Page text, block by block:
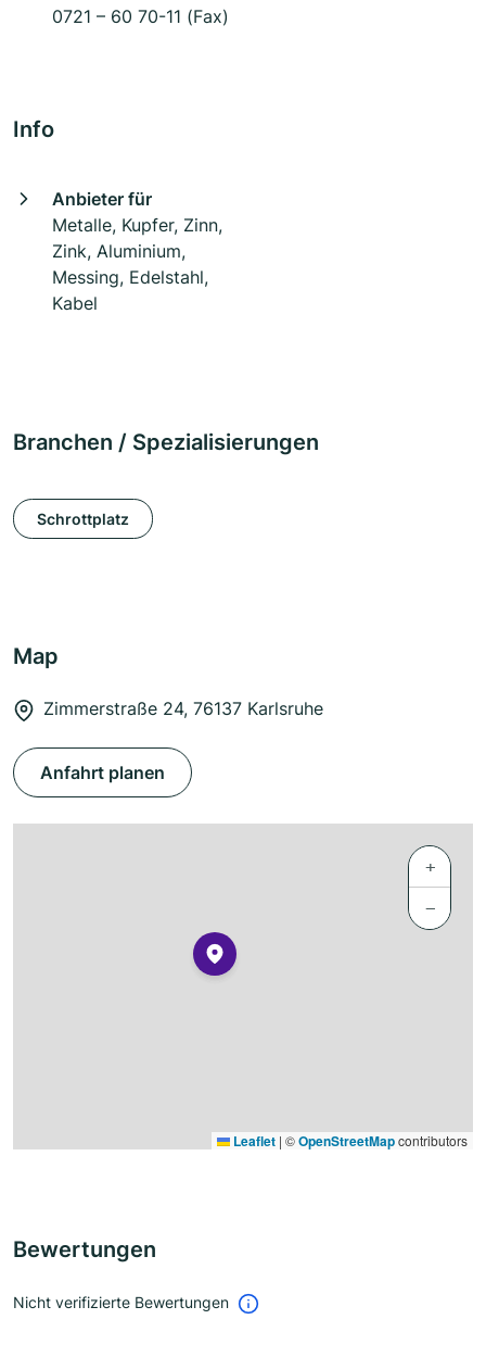
0721 – 60 70-11 (Fax)
Info
Anbieter für
Metalle, Kupfer, Zinn,
Zink, Aluminium,
Messing, Edelstahl,
Kabel
Branchen / Spezialisierungen
Schrottplatz
Map
Zimmerstraße 24, 76137 Karlsruhe
Anfahrt planen
+
−
Leaflet | ©OpenStreetMapcontributors
Bewertungen
Nicht verifizierte Bewertungen